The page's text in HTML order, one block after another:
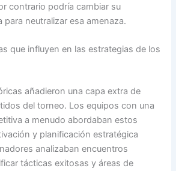
contrario podría cambiar su
para neutralizar esa amenaza.
que influyen en las estrategias de los
añadieron una capa extra de
del torneo. Los equipos con una
a menudo abordaban estos
y planificación estratégica
analizaban encuentros
tácticas exitosas y áreas de